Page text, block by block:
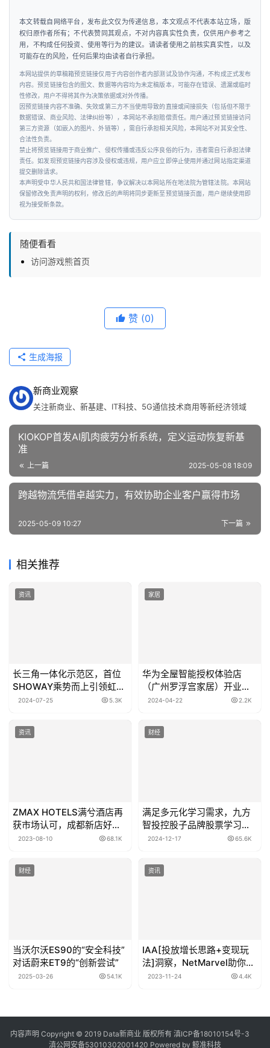
工
智
能
汽
车
出
行
行
业
资
本文转载自网络平台，发布此文仅为传递信息，本文观点不代表本站立场，版
权归原作者所有；不代表赞同其观点，不对内容真实性负责，仅供用户参考之
用，不构成任何投资、使用等行为的建议。请读者使用之前核实真实性，以及
可能存在的风险，任何后果均由读者自行承担。
本网站提供的草稿箱预览链接仅用于内容创作者内部测试及协作沟通，不构成正式发布
内容。预览链接包含的图文、数据等内容均为未定稿版本，可能存在错误、遗漏或临时
性修改，用户不得将其作为决策依据或对外传播。
因预览链接内容不准确、失效或第三方不当使用导致的直接或间接损失（包括但不限于
数据错误、商业风险、法律纠纷等），本网站不承担赔偿责任。用户通过预览链接访问
第三方资源（如嵌入的图片、外链等），需自行承担相关风险，本网站不对其安全性、
合法性负责。
禁止将预览链接用于商业推广、侵权传播或违反公序良俗的行为，违者需自行承担法律
责任。如发现预览链接内容涉及侵权或违规，用户应立即停止使用并通过网站指定渠道
提交删除请求。
本声明受中华人民共和国法律管辖，争议解决以本网站所在地法院为管辖法院。本网站
保留修改免责声明的权利，修改后的声明将同步更新至预览链接页面，用户继续使用即
视为接受新条款。
随便看看
访问游戏熊首页
赞 (0)
生成海报
新商业观察
关注新商业、新基建、IT科技、5G通信技术商用等新经济领域
KIOKOP首发AI肌肉疲劳分析系统，定义运动恢复新基
准
上一篇 2025-05-08 18:09
跨越物流凭借卓越实力，有效协助企业客户赢得市场
下一篇
2025-05-09 10:27
相关推荐
资讯
长三角一体化示范区，首位
SHOWAY乘势而上引领虹桥
商务新纪元
2024-07-25 5.3K
家居
华为全屋智能授权体验店
（广州罗浮宫家居）开业，
引领“智装+美装”风潮
2024-04-22 2.2K
资讯
ZMAX HOTELS满兮酒店再
获市场认可，成都新店好评
不断
2023-08-10 68.1K
财经
满足多元化学习需求，九方
智投控股子品牌股票学习机
引领投资学习新风尚
2024-12-17 65.6K
财经
当沃尔沃ES90的“安全科技”
对话蔚来ET9的“创新尝试”
2025-03-26 54.1K
资讯
IAA[投放增长思路+变现玩
法]洞察，NetMarvel助你出
海稳赢
2023-11-24 4.4K
内容声明 Copyright © 2019 Data新商业版权所有 滇ICP备18010154号-3
滇公网安备53010302001420 Powered by 鲸准科技